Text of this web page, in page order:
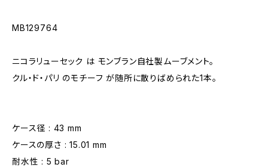
MB129764
ニコラリューセック は モンブラン自社製ムーブメント。
クル・ド・パリ のモチーフ が随所に散りばめられた1本。
ケース径 : 43 mm
ケースの厚さ : 15.01 mm
耐水性 : 5 bar